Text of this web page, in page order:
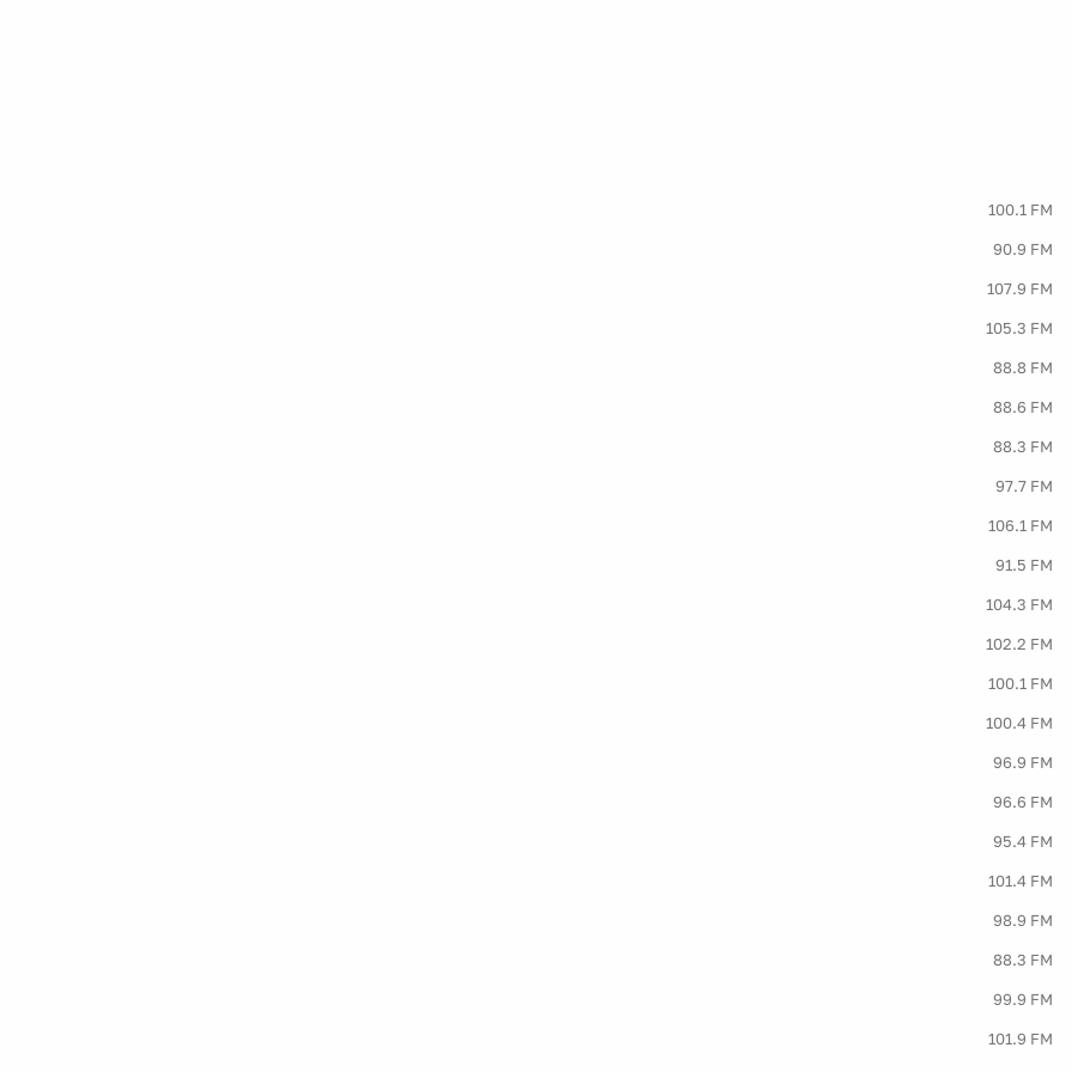
100.1 FM
90.9 FM
107.9 FM
105.3 FM
88.8 FM
88.6 FM
88.3 FM
97.7 FM
106.1 FM
91.5 FM
104.3 FM
102.2 FM
100.1 FM
100.4 FM
96.9 FM
96.6 FM
95.4 FM
101.4 FM
98.9 FM
88.3 FM
99.9 FM
101.9 FM